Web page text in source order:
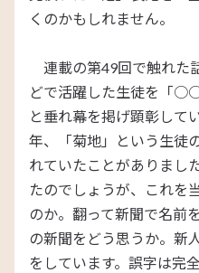
くのかもしれません。
連載の第49回で触れた
どで活躍した生徒を「
と垂れ幕を掲げ顕彰して
年、「菊地」という生徒
れていたことがありまし
たのでしょうが、これを
のか。翻って新聞で名前
の新聞をどう思うか。新
をしています。誤字は完